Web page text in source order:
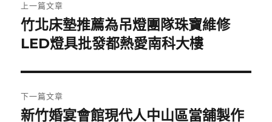
章
導
覽
上一篇文章
上
一
文
章:
竹北床墊推薦為吊燈團隊珠寶維修
LED燈具批發都熱愛南科大樓
下一篇文章
下
新竹婚宴會館現代人中山區當舖製作